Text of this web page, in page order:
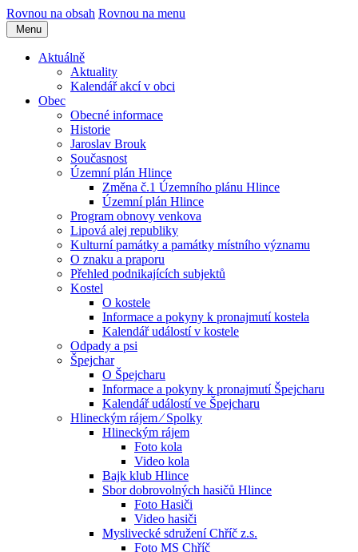
Rovnou na obsah Rovnou na menu
Menu
Aktuálně
Aktuality
Kalendář akcí v obci
Obec
Obecné informace
Historie
Jaroslav Brouk
Současnost
Územní plán Hlince
Změna č.1 Územního plánu Hlince
Územní plán Hlince
Program obnovy venkova
Lipová alej republiky
Kulturní památky a památky místního významu
O znaku a praporu
Přehled podnikajících subjektů
Kostel
O kostele
Informace a pokyny k pronajmutí kostela
Kalendář událostí v kostele
Odpady a psi
Špejchar
O Špejcharu
Informace a pokyny k pronajmutí Špejcharu
Kalendář událostí ve Špejcharu
Hlineckým rájem ⁄ Spolky
Hlineckým rájem
Foto kola
Video kola
Bajk klub Hlince
Sbor dobrovolných hasičů Hlince
Foto Hasiči
Video hasiči
Myslivecké sdružení Chříč z.s.
Foto MS Chříč